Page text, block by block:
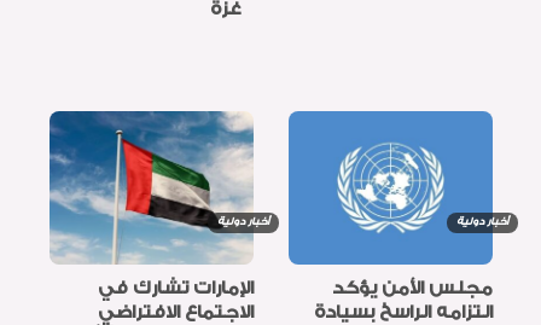
أخبار دولية
الإمارات تشارك في
الاجتماع الافتراضي
أخبار دولية
مجلس الأمن يؤكد
التزامه الراسخ بسيادة